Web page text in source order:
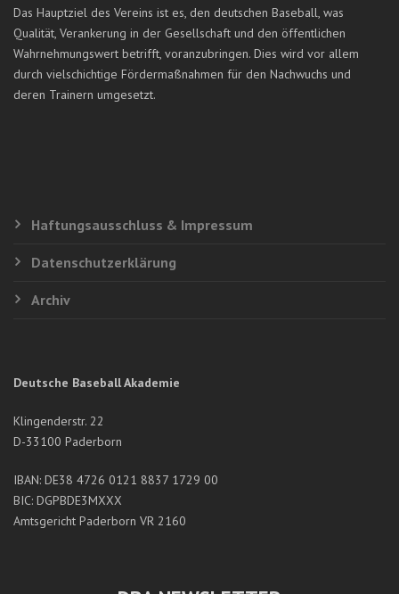
2018
IN KOREA TEIL 3 Geschrieben von:Georg Bull
Das Hauptziel des Vereins ist es, den deutschen Baseball, was
Qualität, Verankerung in der Gesellschaft und den öffentlichen
Wahrnehmungswert betrifft, voranzubringen. Dies wird vor allem
durch vielschichtige Fördermaßnahmen für den Nachwuchs und
deren Trainern umgesetzt.
Haftungsausschluss & Impressum
Datenschutzerklärung
Archiv
Deutsche Baseball Akademie
Klingenderstr. 22
D-33100 Paderborn
IBAN: DE38 4726 0121 8837 1729 00
BIC: DGPBDE3MXXX
Amtsgericht Paderborn VR 2160